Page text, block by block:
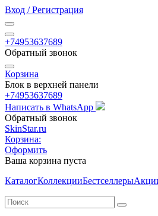
Вход / Регистрация
+74953637689
Обратный звонок
Корзина
Блок в верхней панели
+74953637689
Написать в WhatsApp
Обратный звонок
SkinStar.ru
Корзина:
Оформить
Ваша корзина пуста
КаталогКоллекцииБестселлеры